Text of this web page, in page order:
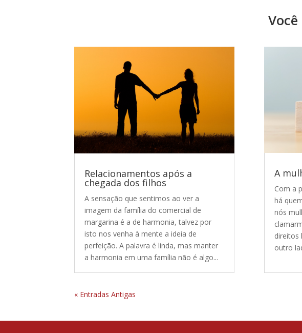
Relacionamentos após a
chegada dos filhos
A sensação que sentimos ao ver a
imagem da família do comercial de
margarina é a de harmonia, talvez por
isto nos venha à mente a ideia de
perfeição. A palavra é linda, mas manter
a harmonia em uma família não é algo...
A
Com a
há
nós
direitos
outro
« Entradas Antigas